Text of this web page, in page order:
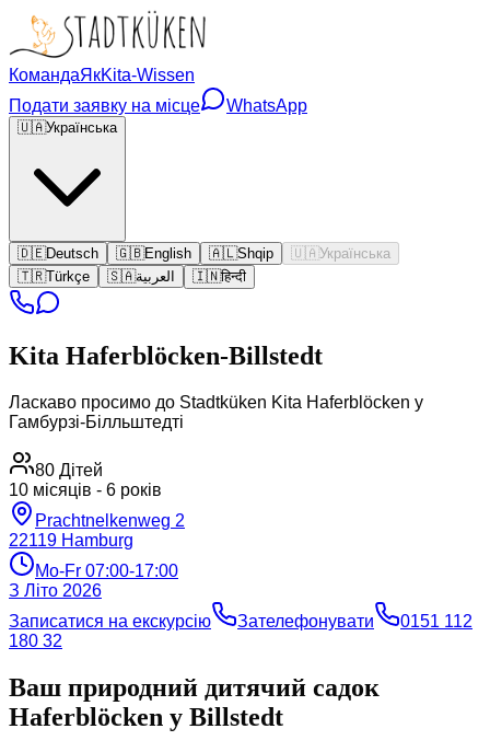
КомандаЯкKita-Wissen
Подати заявку на місце
WhatsApp
🇺🇦Українська
🇩🇪Deutsch 🇬🇧English 🇦🇱Shqip 🇺🇦 Українська
🇹🇷Türkçe 🇸🇦العربية 🇮🇳हिन्दी
Kita Haferblöcken-Billstedt
Ласкаво просимо до Stadtküken Kita Haferblöcken у
Гамбурзі-Білльштедті
80 Дітей
10 місяців - 6 років
Prachtnelkenweg 2
22119 Hamburg
Mo-Fr 07:00-17:00
З Літо 2026
Записатися на екскурсію
Зателефонувати
0151 112
180 32
Ваш природний дитячий садок
Haferblöcken у Billstedt